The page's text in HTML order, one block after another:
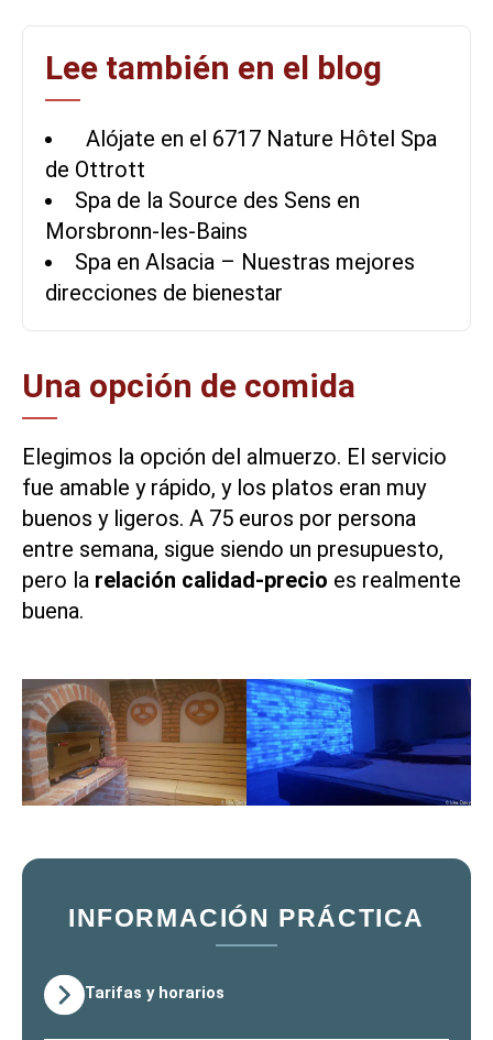
Lee también en el blog
Alójate en el 6717 Nature Hôtel Spa
de Ottrott
Spa de la Source des Sens en
Morsbronn-les-Bains
Spa en Alsacia – Nuestras mejores
direcciones de bienestar
Una opción de comida
Elegimos la opción del almuerzo. El servicio
fue amable y rápido, y los platos eran muy
buenos y ligeros. A 75 euros por persona
entre semana, sigue siendo un presupuesto,
pero la relación calidad-precio es realmente
buena.
INFORMACIÓN PRÁCTICA
Tarifas y horarios